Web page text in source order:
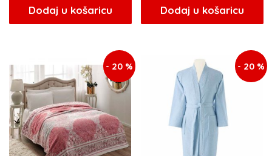
bila
je:
39,20 KM.
Dodaj u košaricu
bila
je:
Dodaj u košaricu
- 20 % - 20 %